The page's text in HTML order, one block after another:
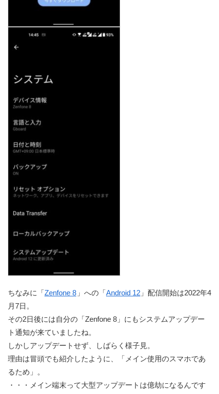
ちなみに「Zenfone 8 」への「Android 12 」配信開始は2022年4
月7日。
その2日後には自分の「Zenfone 8」にもシステムアップデー
ト通知が来ていましたね。
しかしアップデートせず、しばらく様子見。
理由は冒頭でも紹介したように、「メイン使用のスマホであ
るため」。
・・・メイン端末って大型アップデートは億劫になるんです